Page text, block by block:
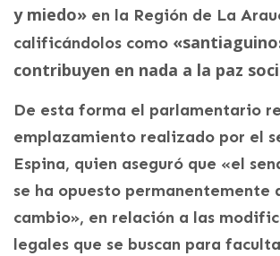
y miedo» en la Región de La
calificándolos como
contribuyen en nada a la paz
De esta forma el parlamentario
emplazamiento realizado por el
Espina, quien aseguró que «el
se ha opuesto permanentemente
cambio», en relación a las
legales que se buscan para